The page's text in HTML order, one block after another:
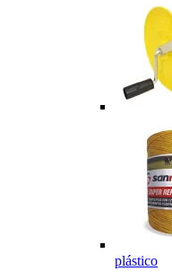
plástico